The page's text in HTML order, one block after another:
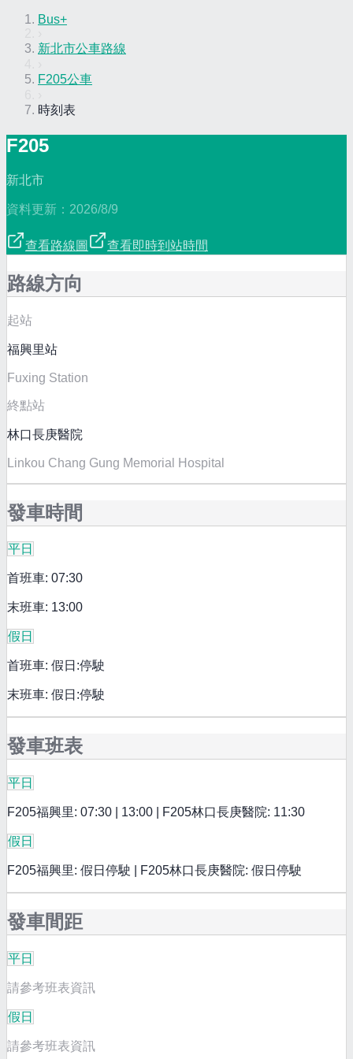
Bus+
新北市公車路線
F205公車
時刻表
F205
新北市
資料更新： 2026/8/9
查看路線圖 查看即時到站時間
路線方向
起站
福興里站
Fuxing Station
終點站
林口長庚醫院
Linkou Chang Gung Memorial Hospital
發車時間
平日
首班車: 07:30
末班車: 13:00
假日
首班車: 假日:停駛
末班車: 假日:停駛
發車班表
平日
F205福興里: 07:30 | 13:00 | F205林口長庚醫院: 11:30
假日
F205福興里: 假日停駛 | F205林口長庚醫院: 假日停駛
發車間距
平日
請參考班表資訊
假日
請參考班表資訊